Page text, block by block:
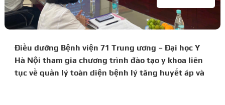
Điều dưỡng Bệnh viện 71 Trung ương – Đại học Y
Hà Nội tham gia chương trình đào tạo y khoa liên
tục về quản lý toàn diện bệnh lý tăng huyết áp và